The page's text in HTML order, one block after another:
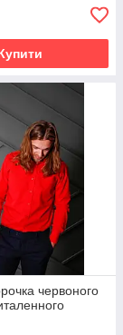
червоного